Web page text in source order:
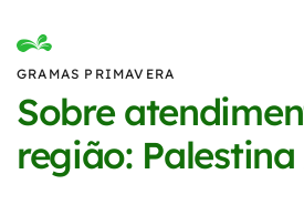
GRAMAS PRIMAVERA
Sobre
região: Palestina